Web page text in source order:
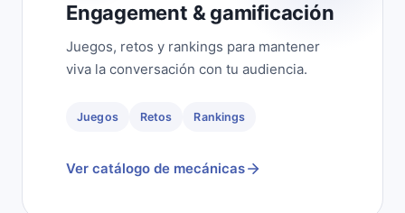
Engagement & gamificación
Juegos, retos y rankings para mantener
viva la conversación con tu audiencia.
Juegos Retos Rankings
Ver catálogo de mecánicas